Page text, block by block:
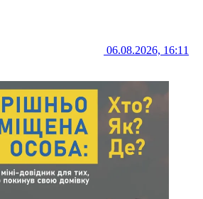
06.08.2026, 16:11